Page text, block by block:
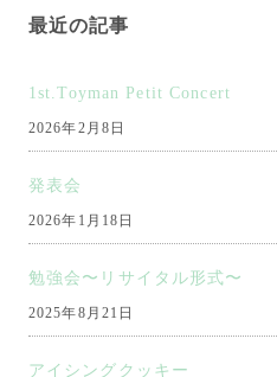
最近の記事
1st.Toyman Petit Concert
2026年2月8日
発表会
2026年1月18日
勉強会〜リサイタル形式〜
2025年8月21日
アイシングクッキー